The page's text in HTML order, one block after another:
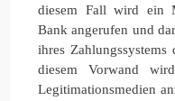
diesem Fall wird ein
Bank angerufen und
ihres
diesem Vorwand
Legitimationsmedien